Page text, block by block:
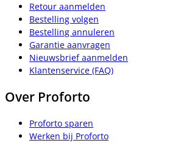
Retour aanmelden
Bestelling volgen
Bestelling annuleren
Garantie aanvragen
Nieuwsbrief aanmelden
Klantenservice (FAQ)
Over Proforto
Proforto sparen
Werken bij Proforto